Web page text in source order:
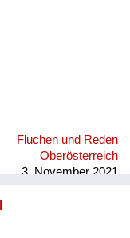
Fluchen und Reden
Oberösterreich
3. November 2021